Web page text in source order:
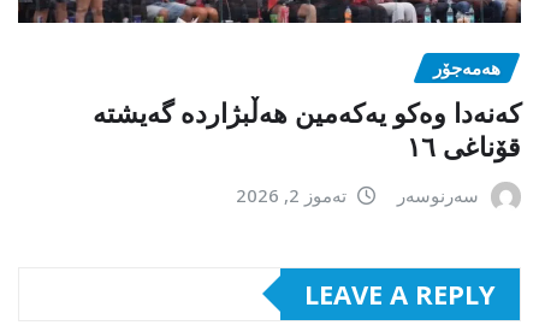
هەمەجۆر
کەنەدا وەکو یەکەمین ھەڵبژاردە گەیشتە
قۆناغی ١٦
سەرنوسەر تەموز 2, 2026
LEAVE A REPLY